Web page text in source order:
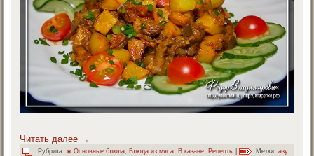
Читать далее →
Рубрика: ◈ Основные блюда Блюда из мяса В казане Рецепты Метки: азу